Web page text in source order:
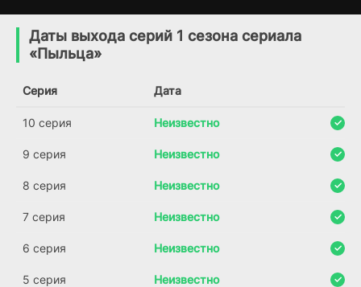
(2025)
5.6
Даты выхода серий 1 сезона сериала
«Пыльца»
Серия Дата
10 серия Неизвестно
9 серия Неизвестно
8 серия Неизвестно
7 серия Неизвестно
6 серия Неизвестно
5 серия Неизвестно